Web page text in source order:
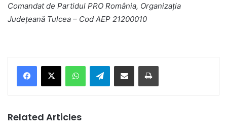
Comandat de Partidul PRO România, Organizația
Județeană Tulcea – Cod AEP 21200010
Telegram
Related Articles